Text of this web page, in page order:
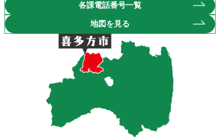
各課電話番号一覧
地図を見る